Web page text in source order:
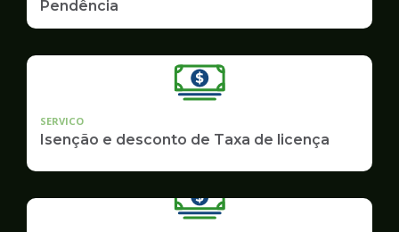
Pendência
SERVICO
Isenção e desconto de Taxa de licença